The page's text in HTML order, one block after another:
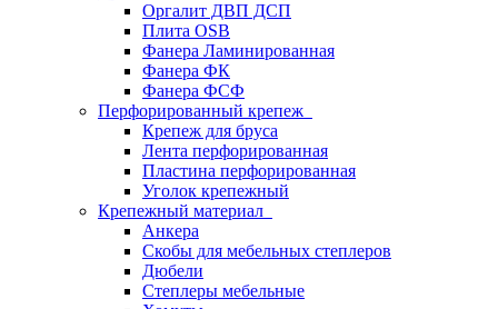
Оргалит ДВП ДСП
Плита OSB
Фанера Ламинированная
Фанера ФК
Фанера ФСФ
Перфорированный крепеж
Крепеж для бруса
Лента перфорированная
Пластина перфорированная
Уголок крепежный
Крепежный материал
Анкера
Скобы для мебельных степлеров
Дюбели
Степлеры мебельные